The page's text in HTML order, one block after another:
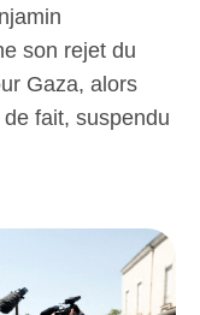
son rejet du
Gaza, alors
fait, suspendu